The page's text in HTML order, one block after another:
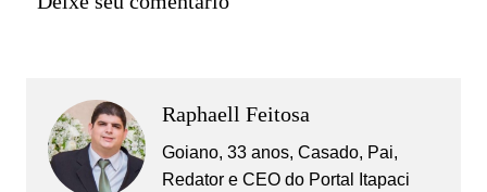
Raphaell Feitosa
Goiano, 33 anos, Casado, Pai,
Redator e CEO do Portal Itapaci